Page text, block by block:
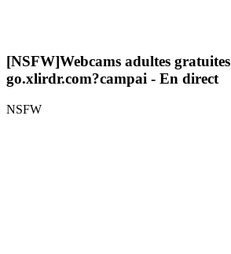
[NSFW]Webcams adultes gratuites
go.xlirdr.com?campai - En direct
NSFW